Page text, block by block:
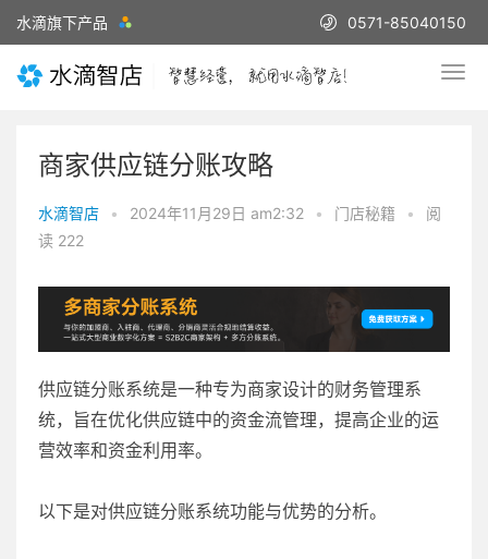
水滴旗下产品 0571-85040150
商家供应链分账攻略
水滴智店 • 2024年11月29日 am2:32 • 门店秘籍 •
阅
读 222
供应链分账系统是一种专为商家设计的财务管理系
统，旨在优化供应链中的资金流管理，提高企业的运
营效率和资金利用率。
以下是对供应链分账系统功能与优势的分析。